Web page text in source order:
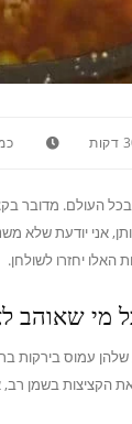
העולם. מדובר
אני יודעת שלא
האלו יחזרו לשולחן.
מי שאוהב
שלהן עמוס
הקציצות בשמן